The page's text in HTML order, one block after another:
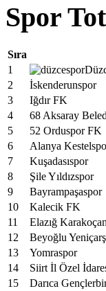
Spor
Sıra
1
2
İskenderunspor
3
Iğdır FK
4
68 Aksaray
5
52 Orduspor FK
6
Alanya
7
Kuşadasıspor
8
Şile Yıldızspor
9
Bayrampaşaspor
10
Kalecik FK
11
Elazığ
12
Beyoğlu
13
Yomraspor
14
Siirt İl Özel
15
Darıca